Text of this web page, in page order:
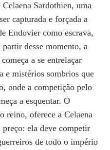
Sardothien, uma
capturada e forçada a
Endovier como escrava,
desse momento, a
a se entrelaçar
e mistérios sombrios que
onde a competição pelo
a esquentar. O
reino, oferece a Celaena
ela deve competir
de todo o império